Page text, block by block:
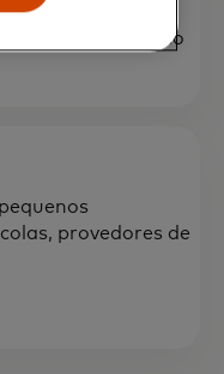
de aceitação
provedores de